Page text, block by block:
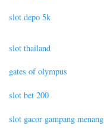
slot depo 5k
slot thailand
gates of olympus
slot bet 200
slot gacor gampang menang